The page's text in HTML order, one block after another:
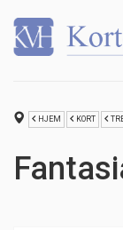
HJEM KORT